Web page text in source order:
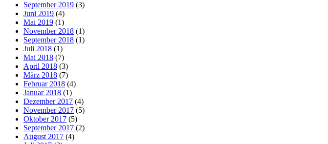
September 2019 (3)
Juni 2019 (4)
Mai 2019 (1)
November 2018 (1)
September 2018 (1)
Juli 2018 (1)
Mai 2018 (7)
April 2018 (3)
März 2018 (7)
Februar 2018 (4)
Januar 2018 (1)
Dezember 2017 (4)
November 2017 (5)
Oktober 2017 (5)
September 2017 (2)
August 2017 (4)